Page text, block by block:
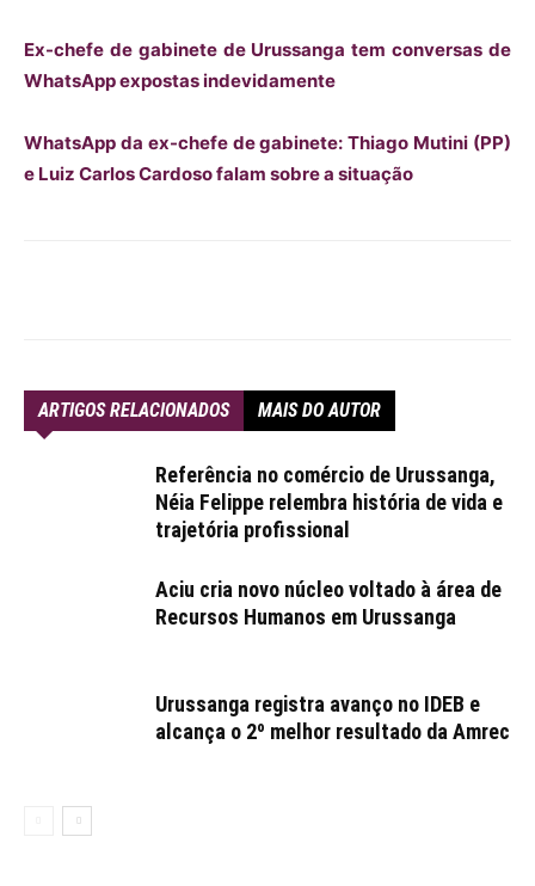
Ex-chefe de gabinete de Urussanga tem conversas de
WhatsApp expostas indevidamente
WhatsApp da ex-chefe de gabinete: Thiago Mutini (PP)
e Luiz Carlos Cardoso falam sobre a situação
ARTIGOS RELACIONADOS MAIS DO AUTOR
Referência no comércio de Urussanga,
Néia Felippe relembra história de vida e
trajetória profissional
Aciu cria novo núcleo voltado à área de
Recursos Humanos em Urussanga
Urussanga registra avanço no IDEB e
alcança o 2º melhor resultado da Amrec